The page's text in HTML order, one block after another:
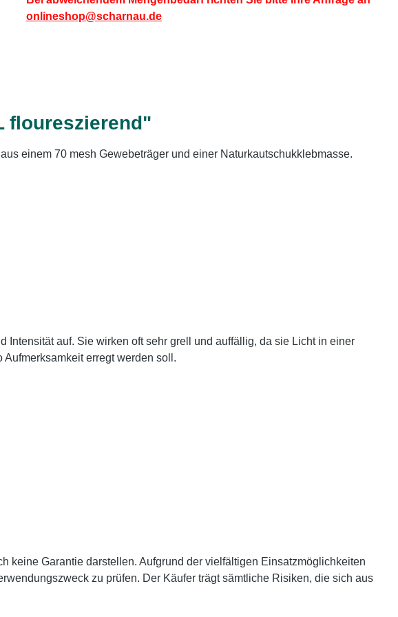
onlineshop@scharnau.de
floureszierend"
einem 70 mesh Gewebeträger und einer Naturkautschukklebmasse.
auf. Sie wirken oft sehr grell und auffällig, da sie Licht in einer
erregt werden soll.
keine Garantie darstellen. Aufgrund der vielfältigen Einsatzmöglichkeiten
zu prüfen. Der Käufer trägt sämtliche Risiken, die sich aus